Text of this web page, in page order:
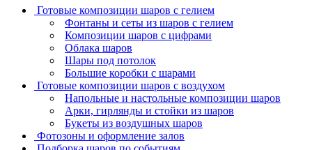
Готовые композиции шаров с гелием
Фонтаны и сеты из шаров с гелием
Композиции шаров с цифрами
Облака шаров
Шары под потолок
Большие коробки с шарами
Готовые композиции шаров с воздухом
Напольные и настольные композиции шаров
Арки, гирлянды и стойки из шаров
Букеты из воздушных шаров
Фотозоны и оформление залов